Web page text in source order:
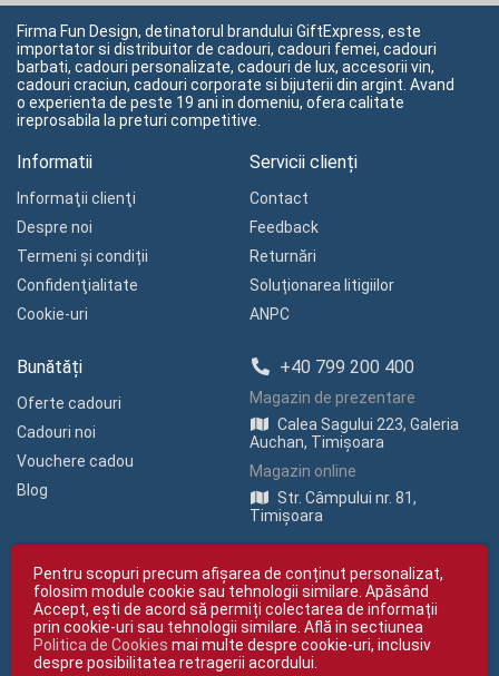
Firma Fun Design, detinatorul brandului GiftExpress, este
importator si distribuitor de cadouri, cadouri femei, cadouri
barbati, cadouri personalizate, cadouri de lux, accesorii vin,
cadouri craciun, cadouri corporate si bijuterii din argint. Avand
o experienta de peste 19 ani in domeniu, ofera calitate
ireprosabila la preturi competitive.
Informatii
Informaţii clienţi
Despre noi
Termeni și condiții
Confidenţialitate
Cookie-uri
Servicii clienți
Contact
Feedback
Returnări
Soluționarea litigiilor
ANPC
Bunătăți
Oferte cadouri
Cadouri noi
Vouchere cadou
Blog
+40 799 200 400
Magazin de prezentare
Calea Sagului 223, Galeria
Auchan, Timișoara
Magazin online
Str. Câmpului nr. 81,
Timișoara
Copyright © giftexpress.ro | Toate drepturile rezervate
giftexpress.ro aparține de Fun Design SRL (CUI RO 15651694, Nr. Reg. Com.
Pentru scopuri precum afișarea de conținut personalizat,
folosim module cookie sau tehnologii similare. Apăsând
Accept, ești de acord să permiți colectarea de informații
prin cookie-uri sau tehnologii similare. Află in sectiunea
Politica de Cookies mai multe despre cookie-uri, inclusiv
despre posibilitatea retragerii acordului.